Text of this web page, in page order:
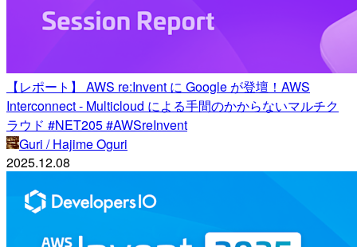
【レポート】 AWS re:Invent に Google が登壇！AWS
Interconnect - Multicloud による手間のかからないマルチク
ラウド #NET205 #AWSreInvent
Guri / Hajime Oguri
2025.12.08